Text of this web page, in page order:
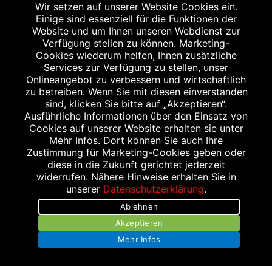
Kontakt
Stellenangebote
Impressum
Datenschutzerklärung
Wir setzen auf unserer Website Cookies ein.
Einige sind essenziell für die Funktionen der
Website und um Ihnen unseren Webdienst zur
Verfügung stellen zu können. Marketing-
Cookies wiederum helfen, Ihnen zusätzliche
Services zur Verfügung zu stellen, unser
Onlineangebot zu verbessern und wirtschaftlich
zu betreiben. Wenn Sie mit diesen einverstanden
sind, klicken Sie bitte auf „Akzeptieren“.
Ausführliche Informationen über den Einsatz von
Cookies auf unserer Website erhalten sie unter
Mehr Infos. Dort können Sie auch Ihre
Zustimmung für Marketing-Cookies geben oder
diese in die Zukunft gerichtet jederzeit
widerrufen. Nähere Hinweise erhalten Sie in
unserer Datenschutzerklärung.
Ablehnen
Akzeptieren
Mehr Infos